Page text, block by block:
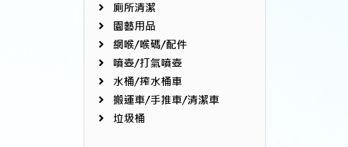
廁所清潔
園藝用品
網喉/喉碼/配件
噴壺/打氣噴壺
水桶/搾水桶車
搬運車/手推車/清潔車
垃圾桶